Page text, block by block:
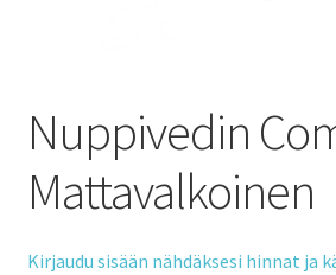
Nuppivedin
Mattavalkoinen
Kirjaudu sisään nähdäksesi hinnat ja